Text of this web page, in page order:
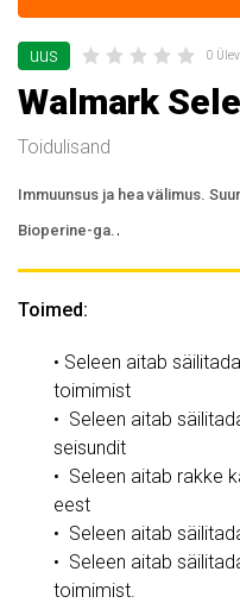
uus 0
Walmark
Toidulisand
Immuunsus ja hea välimus.
Bioperine-ga. .
Toimed:
• Seleen aitab
toimimist
• Seleen aitab
seisundit
• Seleen aitab rakke
eest
• Seleen aitab
• Seleen aitab
toimimist.